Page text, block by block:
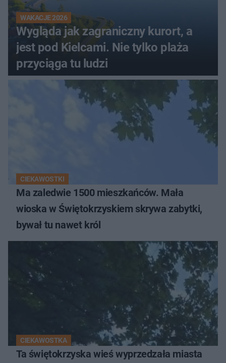
WAKACJE 2026
Wygląda jak zagraniczny kurort, a
jest pod Kielcami. Nie tylko plaża
przyciąga tu ludzi
CIEKAWOSTKI
Ma zaledwie 1500 mieszkańców. Mała
wioska w Świętokrzyskiem skrywa zabytki,
bywał tu nawet król
CIEKAWOSTKA
Ta świętokrzyska wieś wyprzedzała miasta